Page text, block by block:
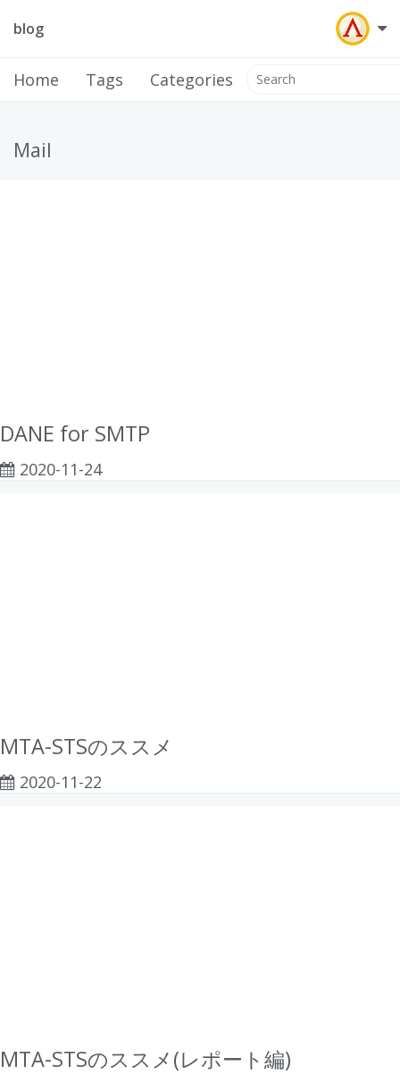
blog
Home Tags Categories
Mail
DANE for SMTP
2020-11-24
MTA-STSのススメ
2020-11-22
MTA-STSのススメ(レポート編)